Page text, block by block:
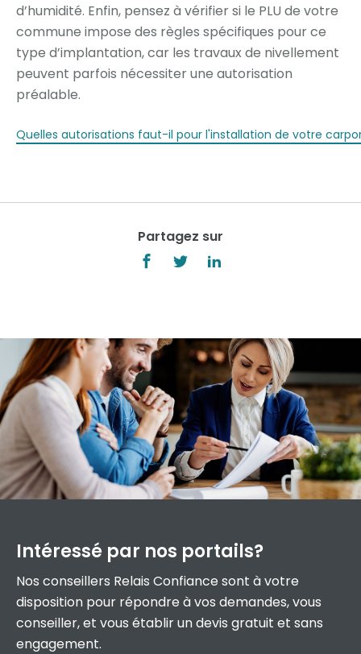
d’humidité. Enfin, pensez à vérifier si le PLU de votre
commune impose des règles spécifiques pour ce
type d’implantation, car les travaux de nivellement
peuvent parfois nécessiter une autorisation
préalable.
Quelles autorisations faut-il pour l'installation de votre
Partagez sur
Intéressé par nos portails?
Nos conseillers Relais Confiance sont à votre
disposition pour répondre à vos demandes, vous
conseiller, et vous établir un devis gratuit et sans
engagement.